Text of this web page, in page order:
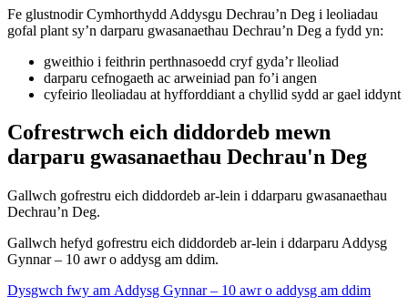
Fe glustnodir Cymhorthydd Addysgu Dechrau’n Deg i leoliadau
gofal plant sy’n darparu gwasanaethau Dechrau’n Deg a fydd yn:
gweithio i feithrin perthnasoedd cryf gyda’r lleoliad
darparu cefnogaeth ac arweiniad pan fo’i angen
cyfeirio lleoliadau at hyfforddiant a chyllid sydd ar gael iddynt
Cofrestrwch eich diddordeb mewn
darparu gwasanaethau Dechrau'n Deg
Gallwch gofrestru eich diddordeb ar-lein i ddarparu gwasanaethau
Dechrau’n Deg.
Gallwch hefyd gofrestru eich diddordeb ar-lein i ddarparu Addysg
Gynnar – 10 awr o addysg am ddim.
Dysgwch fwy am Addysg Gynnar – 10 awr o addysg am ddim